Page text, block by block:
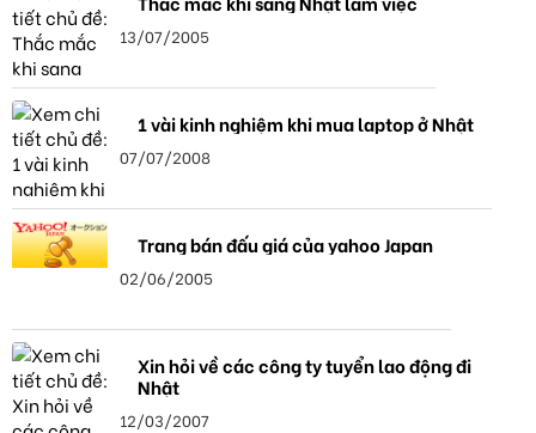
13/07/2005
1 vài kinh nghiệm khi mua laptop ở Nhật
07/07/2008
Trang bán đấu giá của yahoo Japan
02/06/2005
Xin hỏi về các công ty tuyển lao động đi
Nhật
12/03/2007